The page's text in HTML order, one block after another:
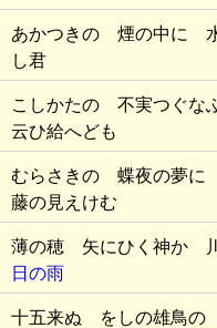
あかつきの 煙の中に
し君
こしかたの 不実つぐ
云ひ給へども
むらさきの 蝶夜の夢
藤の見えけむ
薄の穂 矢にひく神か
日の雨
十五来ぬ をしの雄鳥